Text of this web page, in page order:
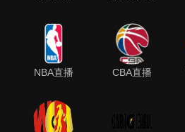
NBA直播 CBA直播